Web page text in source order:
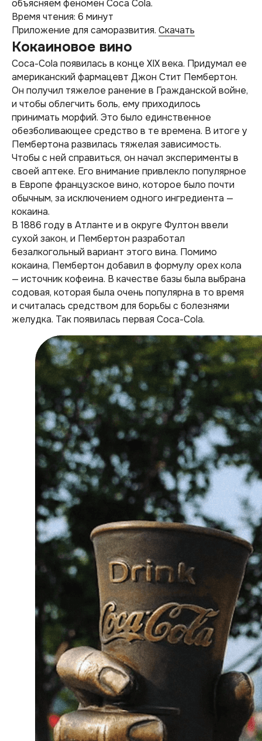
объясняем феномен Coca Cola.
Время чтения: 6 минут
Приложение для саморазвития. Скачать
Кокаиновое вино
Coca-Cola появилась в конце XIX века. Придумал ее
американский фармацевт Джон Стит Пембертон.
Он получил тяжелое ранение в Гражданской войне,
и чтобы облегчить боль, ему приходилось
принимать морфий. Это было единственное
обезболивающее средство в те времена. В итоге у
Пембертона развилась тяжелая зависимость.
Чтобы с ней справиться, он начал эксперименты в
своей аптеке. Его внимание привлекло популярное
в Европе французское вино, которое было почти
обычным, за исключением одного ингредиента —
кокаина.
В 1886 году в Атланте и в округе Фултон ввели
сухой закон, и Пембертон разработал
безалкогольный вариант этого вина. Помимо
кокаина, Пембертон добавил в формулу орех кола
— источник кофеина. В качестве базы была выбрана
содовая, которая была очень популярна в то время
и считалась средством для борьбы с болезнями
желудка. Так появилась первая Coca-Cola.